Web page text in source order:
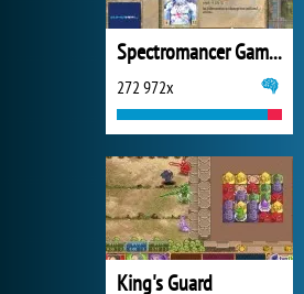
Spectromancer Gamers Pack
272 972x
King's Guard